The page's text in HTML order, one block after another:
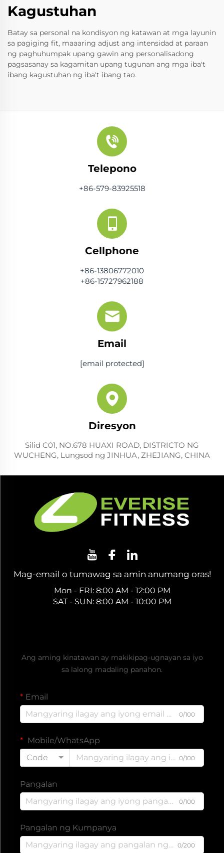
Kagustuhan
Batay sa personal na kondisyon ng katawan at mga layunin
sa pagiging fit, maaaring adjust ang intensidad at paraan
ng paghuhumpak upang gawin ang personalisadong
pagsasanay sa kagamitan upang tugunan ang mga iba't
ibang kagustuhan ng iba't ibang tao.
Telepono
+86-579-83925518
Cellphone
+86-13806772010
+86-15727962188
Email
[email protected]
Diresyon
Silid C01, NO.678 HUAXI ROAD, DISTRICTO NG
WUCHENG, Lungsod ng JINHUA, ZHEJIANG, CHINA
Mag-email o tumawag sa amin anumang oras!
Mon - FRI: 8:00 AM - 12:00 PM
SAT - SUN: 8:00 AM - 10:00 PM
Ang aming kinatawan ay makikipag-ugnayan sa iyo
sa lalong madaling panahon.
Email
0/100
Mobile/WhatsApp
Code
0/100
Pangalan
0/100
Pangalan ng Kumpanya
0/200